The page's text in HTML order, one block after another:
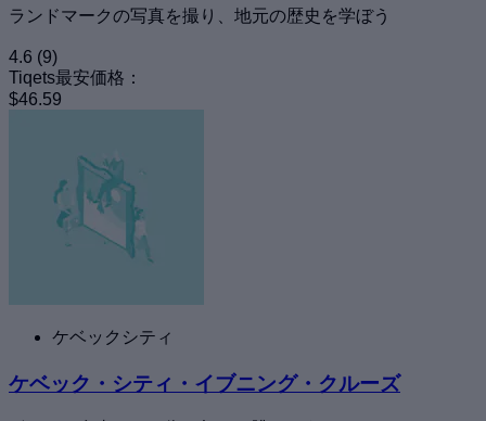
ランドマークの写真を撮り、地元の歴史を学ぼう
4.6 (9)
Tiqets最安価格：
$46.59
ケベックシティ
ケベック・シティ・イブニング・クルーズ